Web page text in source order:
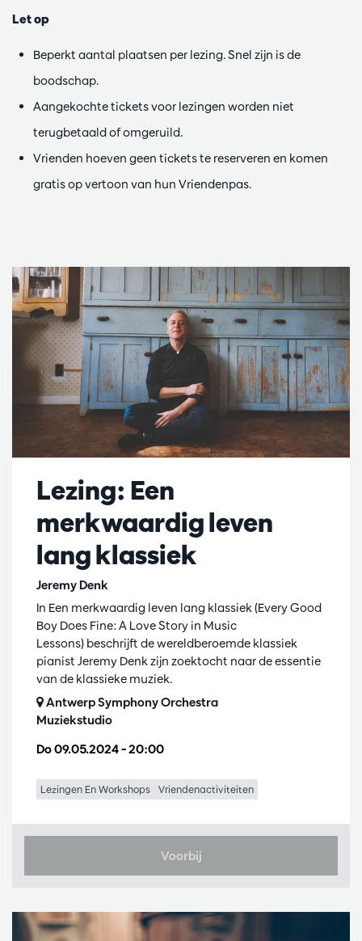
Let op
Beperkt aantal plaatsen per lezing. Snel zijn is de
boodschap.
Aangekochte tickets voor lezingen worden niet
terugbetaald of omgeruild.
Vrienden hoeven geen tickets te reserveren en komen
gratis op vertoon van hun Vriendenpas.
Lezing: Een
merkwaardig leven
lang klassiek
Jeremy Denk
Do 09.05.2024– 20:00
In Een merkwaardig leven lang klassiek (Every Good
Boy Does Fine: A Love Story in Music
Lessons) beschrijft de wereldberoemde klassiek
pianist Jeremy Denk zijn zoektocht naar de essentie
van de klassieke muziek.
Antwerp Symphony Orchestra
Muziekstudio
Lezingen En Workshops Vriendenactiviteiten
Voorbij